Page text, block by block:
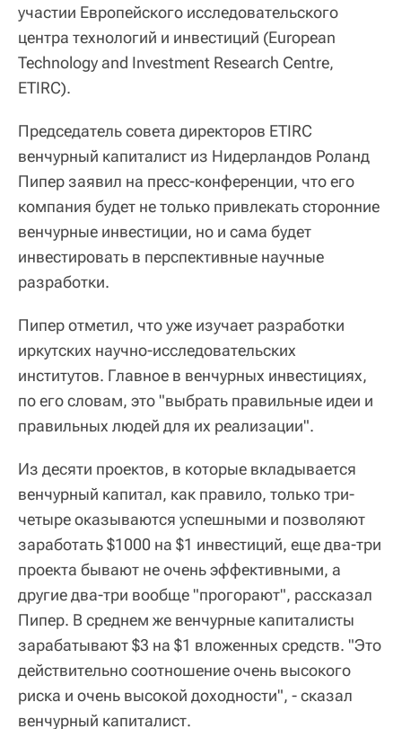
участии Европейского исследовательского
центра технологий и инвестиций (European
Technology and Investment Research Centre,
ETIRC).
Председатель совета директоров ETIRC
венчурный капиталист из Нидерландов Роланд
Пипер заявил на пресс-конференции, что его
компания будет не только привлекать сторонние
венчурные инвестиции, но и сама будет
инвестировать в перспективные научные
разработки.
Пипер отметил, что уже изучает разработки
иркутских научно-исследовательских
институтов. Главное в венчурных инвестициях,
по его словам, это "выбрать правильные идеи и
правильных людей для их реализации".
Из десяти проектов, в которые вкладывается
венчурный капитал, как правило, только три-
четыре оказываются успешными и позволяют
заработать $1000 на $1 инвестиций, еще два-три
проекта бывают не очень эффективными, а
другие два-три вообще "прогорают", рассказал
Пипер. В среднем же венчурные капиталисты
зарабатывают $3 на $1 вложенных средств. "Это
действительно соотношение очень высокого
риска и очень высокой доходности", - сказал
венчурный капиталист.